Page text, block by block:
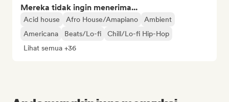
Mereka tidak ingin menerima...
Acid house Afro House/Amapiano
Ambient
Americana
Beats/Lo-fi
Chill/Lo-fi Hip-Hop
Lihat semua +36